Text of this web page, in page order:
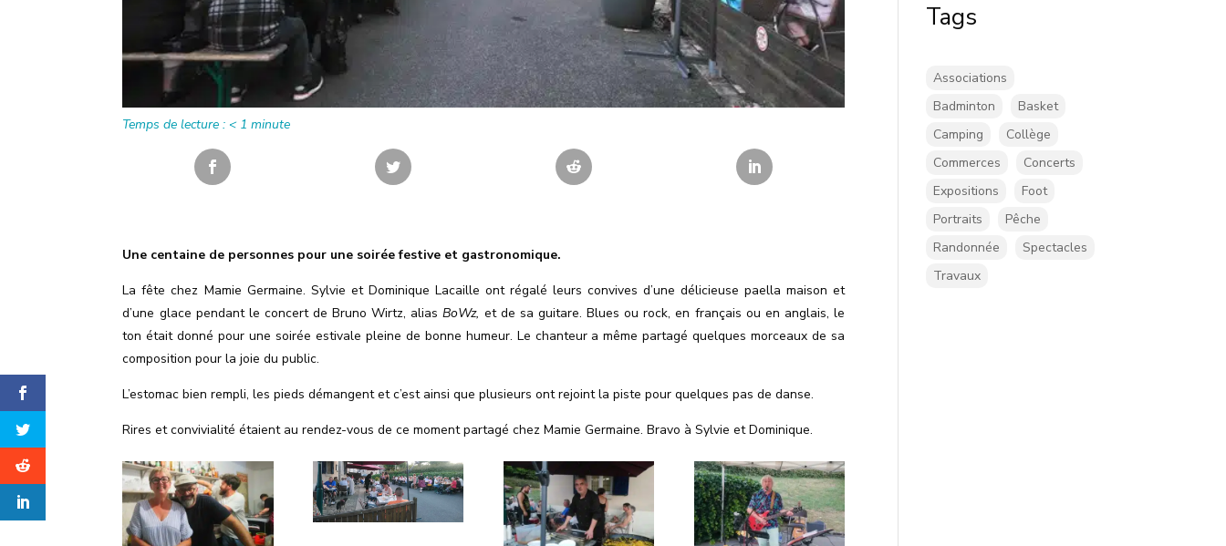
Temps de lecture : < 1 minute
Une centaine de personnes pour une soirée festive et gastronomique.
La fête chez Mamie Germaine. Sylvie et Dominique Lacaille ont régalé leurs convives d’une délicieuse paella maison et
d’une glace pendant le concert de Bruno Wirtz, aliasBoWz, et de sa guitare. Blues ou rock, en français ou en anglais, le
ton était donné pour une soirée estivale pleine de bonne humeur. Le chanteur a même partagé quelques morceaux de sa
composition pour la joie du public.
L’estomac bien rempli, les pieds démangent et c’est ainsi que plusieurs ont rejoint la piste pour quelques pas de danse.
Rires et convivialité étaient au rendez-vous de ce moment partagé chez Mamie Germaine. Bravo à Sylvie et Dominique.
Tags
Associations
Badminton
Basket
Camping
Collège
Commerces
Concerts
Expositions
Foot
Portraits
Pêche
Randonnée
Spectacles
Travaux